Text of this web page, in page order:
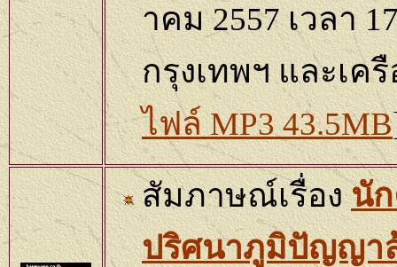
าคม2557เวลา
กรุงเทพฯ และเค
ไฟล์MP343.5MB
สัมภาษณ์เรื่อง นั
ปริศนาภูมิปัญญา